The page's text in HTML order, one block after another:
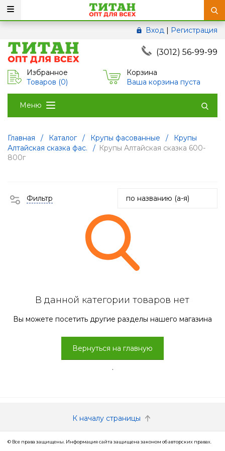
Вход | Регистрация
(3012) 56-99-99
Избранное
Товаров (0)
Корзина
Ваша корзина пуста
Меню
Главная / Каталог / Крупы фасованные /
Крупы
Алтайская сказка фас.
/ Крупы Алтайская сказка 600-
800г
Фильтр
В данной категории товаров нет
Вы можете посетить другие разделы нашего магазина
Вернуться на главную
.
К началу страницы
© Все права защищены. Информация сайта защищена законом об авторских правах.